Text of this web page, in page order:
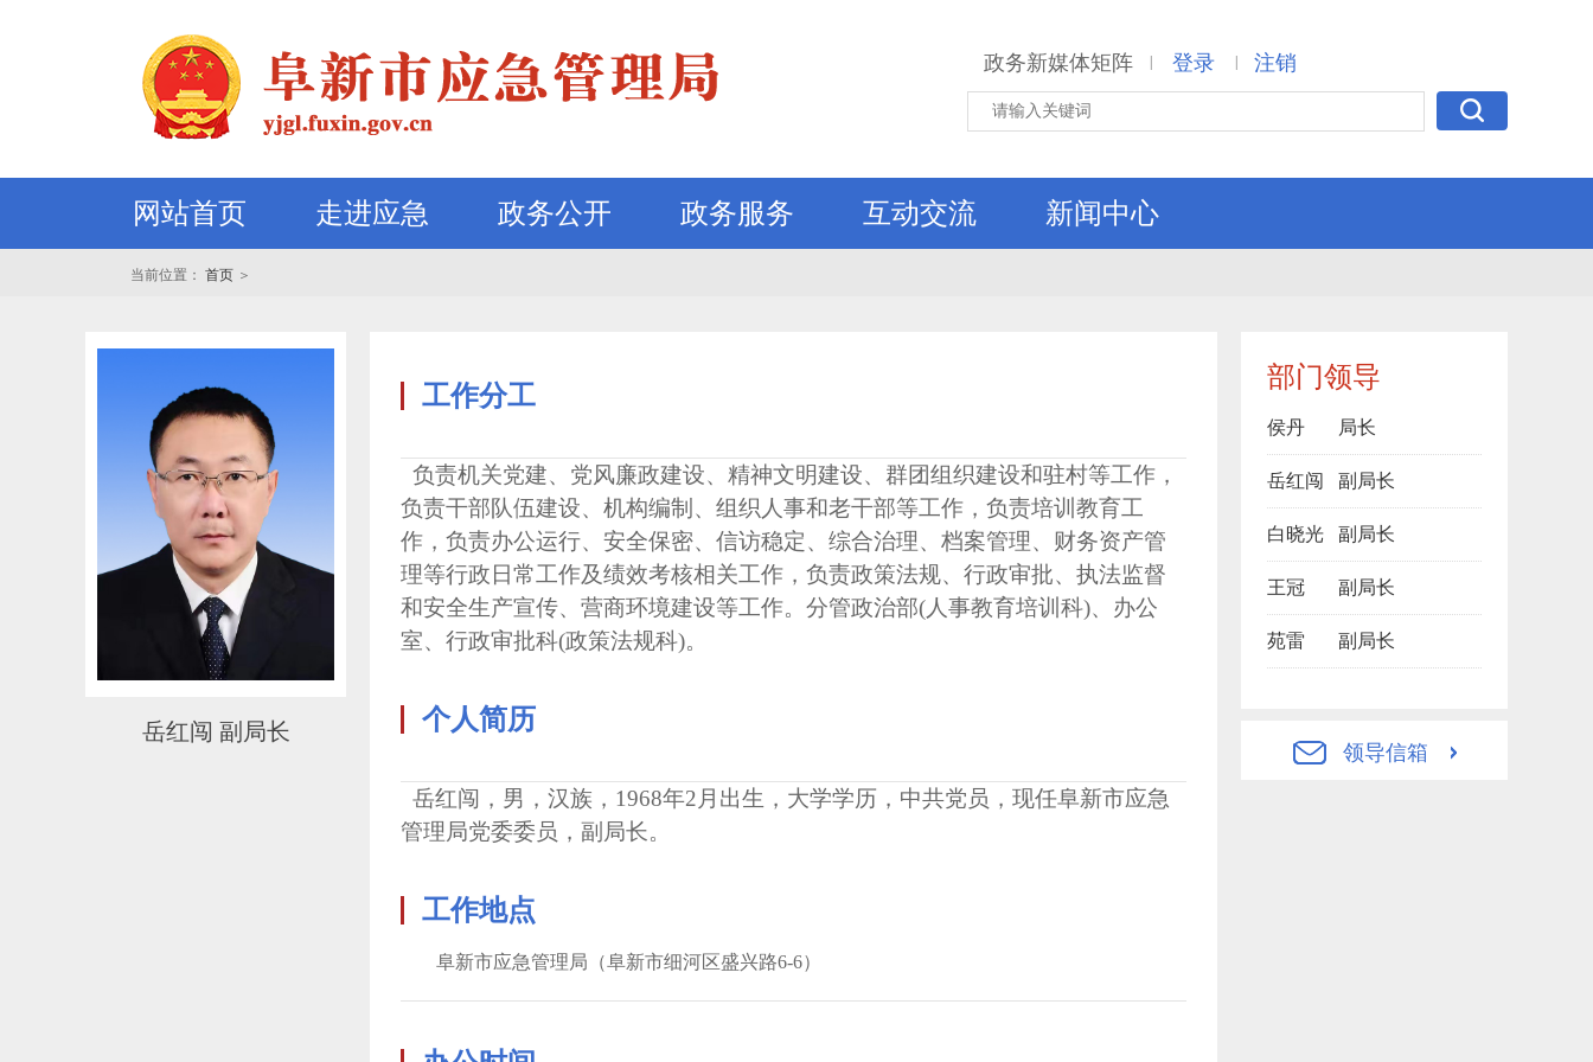
政务新媒体矩阵 登录 注销
网站首页 走进应急 政务公开 政务服务 互动交流 新闻中心
当前位置： 首页 ＞
岳红闯 副局长
工作分工
负责机关党建、党风廉政建设、精神文明建设、群团组织建设和驻村等工作，
负责干部队伍建设、机构编制、组织人事和老干部等工作，负责培训教育工
作，负责办公运行、安全保密、信访稳定、综合治理、档案管理、财务资产管
理等行政日常工作及绩效考核相关工作，负责政策法规、行政审批、执法监督
和安全生产宣传、营商环境建设等工作。分管政治部(人事教育培训科)、办公
室、行政审批科(政策法规科)。
个人简历
岳红闯，男，汉族，1968年2月出生，大学学历，中共党员，现任阜新市应急
管理局党委委员，副局长。
工作地点
阜新市应急管理局（阜新市细河区盛兴路6-6）
部门领导
侯丹 局长
岳红闯 副局长
白晓光 副局长
王冠 副局长
苑雷 副局长
领导信箱